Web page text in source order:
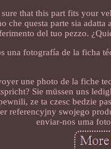
that this part fits your
che questa parte sia
del tuo pezzo.
una fotografía de la ficha
une photo de la fiche
Sie müssen uns
ze ta czesc bedzie
referencyjny swojego
enviar-nos uma